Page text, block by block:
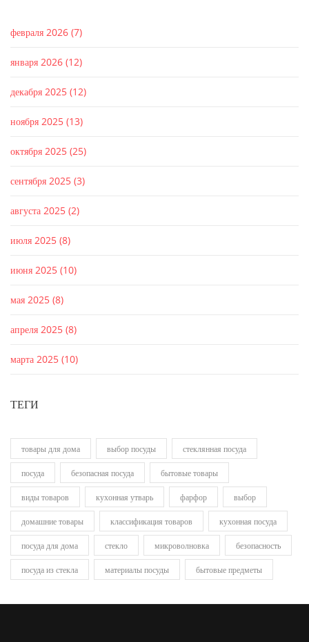
февраля 2026 (7)
января 2026 (12)
декабря 2025 (12)
ноября 2025 (13)
октября 2025 (25)
сентября 2025 (3)
августа 2025 (2)
июля 2025 (8)
июня 2025 (10)
мая 2025 (8)
апреля 2025 (8)
марта 2025 (10)
ТЕГИ
товары для дома выбор посуды стеклянная посуда
посуда безопасная посуда бытовые товары
виды товаров кухонная утварь фарфор выбор
домашние товары классификация товаров кухонная посуда
посуда для дома стекло микроволновка безопасность
посуда из стекла материалы посуды бытовые предметы